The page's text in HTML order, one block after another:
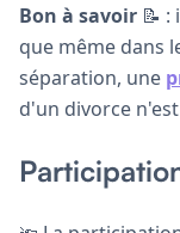
Bon à savoir 📝
que même dans
séparation, une
d'un divorce